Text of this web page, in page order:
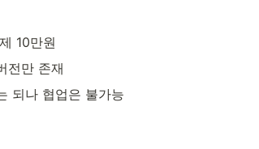
10만원
전만 존재
되나 협업은 불가능